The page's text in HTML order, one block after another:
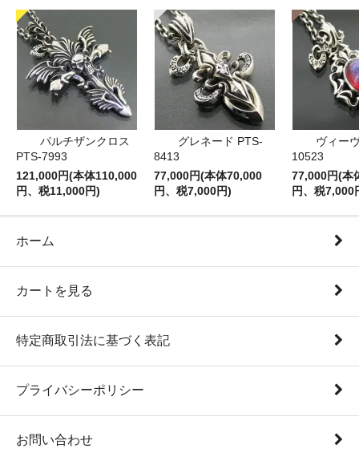
パルチザンクロス
PTS-7993
121,000円(本体110,000
円、税11,000円)
グレネード PTS-
8413
77,000円(本体70,000
円、税7,000円)
ヴィー
10523
77,000円(本
円、税7,000
ホーム
カートを見る
特定商取引法に基づく表記
プライバシーポリシー
お問い合わせ